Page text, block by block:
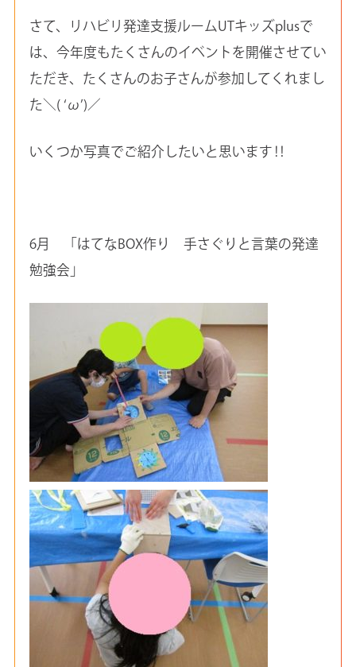
さて、リハビリ発達支援ルームUTキッズplusで
は、今年度もたくさんのイベントを開催させてい
ただき、たくさんのお子さんが参加してくれまし
た＼( ‘ω’)／
いくつか写真でご紹介したいと思います‼
6月 「はてなBOX作り 手さぐりと言葉の発達
勉強会」